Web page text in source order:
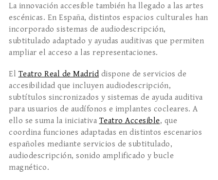
La innovación accesible también ha llegado a las artes
escénicas. En España, distintos espacios culturales han
incorporado sistemas de audiodescripción,
subtitulado adaptado y ayudas auditivas que permiten
ampliar el acceso a las representaciones.
El Teatro Real de Madrid dispone de servicios de
accesibilidad que incluyen audiodescripción,
subtítulos sincronizados y sistemas de ayuda auditiva
para usuarios de audífonos e implantes cocleares. A
ello se suma la iniciativa Teatro Accesible, que
coordina funciones adaptadas en distintos escenarios
españoles mediante servicios de subtitulado,
audiodescripción, sonido amplificado y bucle
magnético.